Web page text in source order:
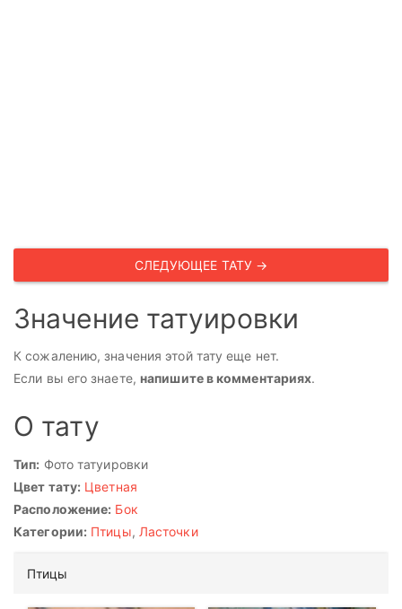
СЛЕДУЮЩЕЕ ТАТУ →
Значение татуировки
К сожалению, значения этой тату еще нет.
Если вы его знаете, напишите в комментариях.
О тату
Тип: Фото татуировки
Цвет тату: Цветная
Расположение: Бок
Категории: Птицы, Ласточки
Птицы